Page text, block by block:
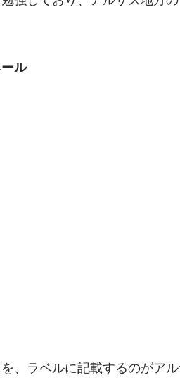
ル
、ラベルに記載するのがア